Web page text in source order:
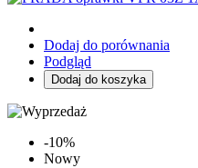
Dodaj do porównania
Podgląd
Dodaj do koszyka
-10%
Nowy